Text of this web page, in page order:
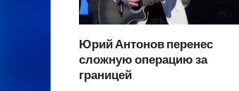
Юрий Антонов перенес
сложную операцию за
границей